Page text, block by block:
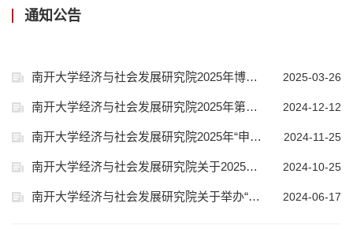
通知公告
南开大学经济与社会发展研究院2025年博士研究生“申请-考核”制招生选拔实施细则（第二批次） 2025-03-26
南开大学经济与社会发展研究院2025年第一批“申请-考核”制博士考核结果公示 2024-12-12
南开大学经济与社会发展研究院2025年“申请-考核”制博士（第一轮）综合考核相关要求 2024-11-25
南开大学经济与社会发展研究院关于2025年从优秀在学硕士生中选拔录取博士研究生的实施细则 2024-10-25
南开大学经济与社会发展研究院关于举办“2024年暑期优秀大学生夏令营”的通知 2024-06-17